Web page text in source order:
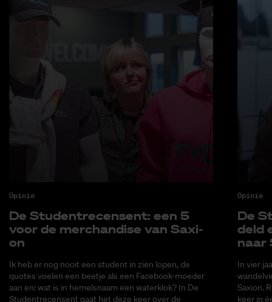
Opinie
De Stu­den­tre­cen­sent: een 5
voor de mer­chan­di­se van Saxi­
on
Ik heb er nog nooit een student in zien lopen, de
quotes voelen een beetje als een Facebook-moeder
aan en: wat is in hemelsnaam een waterklok? In De
Studentrecensent gaat het deze keer over de
Opinie
De
deld
naar
In vier
Saxion.
keer in